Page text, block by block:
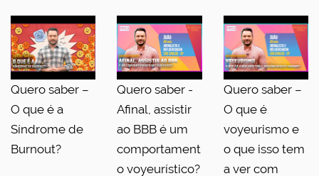
Quero saber –
O que é a
Síndrome de
Burnout?
Quero saber -
Afinal, assistir
ao BBB é um
comportament
o voyeurístico?
Quero saber –
O que é
voyeurismo e
o que isso tem
a ver com